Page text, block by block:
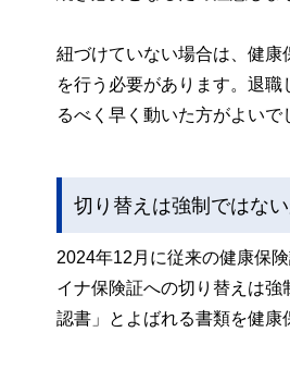
紐づけていない場合は、健
を行う必要があります。退
るべく早く動いた方がよいで
切り替えは強制ではな
2024年12月に従来の健康保
イナ保険証への切り替えは
認書」とよばれる書類を健康